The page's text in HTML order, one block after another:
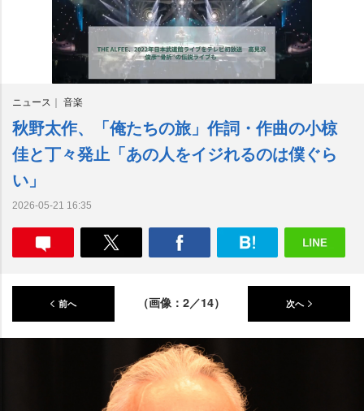
M
t
ニュース 音楽
秋野太作、「俺たちの旅」作詞・作曲の小椋
佳と丁々発止「あの人をイジれるのは僕ぐら
い」
2026-05-21 16:35
前へ （画像：2／14） 次へ